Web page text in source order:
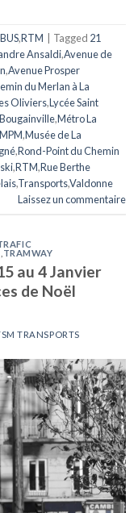
BUS,RTM Tagged 21
Ansaldi,Avenue de
,Avenue Prosper
du Merlan à La
Oliviers,Lycée Saint
,Métro La
MPM,Musée de La
,Rond-Point du Chemin
,RTM,Rue Berthe
,Transports,Valdonne
Laissez un commentaire
TRAMWAY
au 4 Janvier
de Noël
TRANSPORTS